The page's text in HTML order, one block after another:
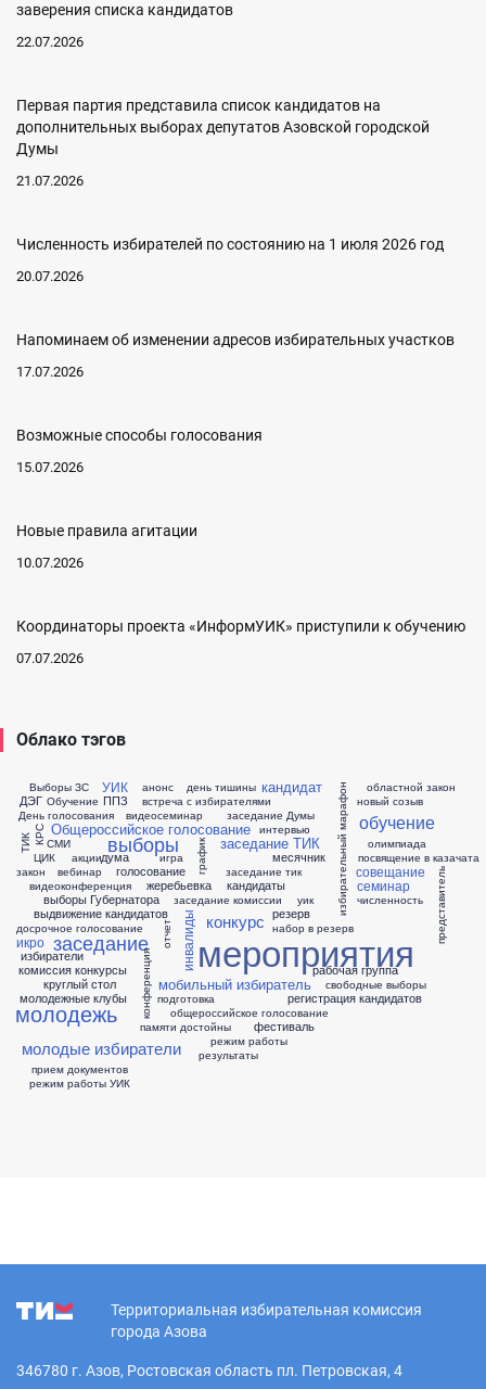
заверения списка кандидатов
22.07.2026
Первая партия представила список кандидатов на
дополнительных выборах депутатов Азовской городской
Думы
21.07.2026
Численность избирателей по состоянию на 1 июля 2026 год
20.07.2026
Напоминаем об изменении адресов избирательных участков
17.07.2026
Возможные способы голосования
15.07.2026
Новые правила агитации
10.07.2026
Координаторы проекта «ИнформУИК» приступили к обучению
07.07.2026
Облако тэгов
Выборы ЗС
ДЭГ
День голосования
КРС
Обучение
Общероссийское голосование
ППЗ
СМИ
ТИК
УИК
ЦИК акции
анонс
вебинар
видеоконференция
видеосеминар
встреча с избирателями
выборы
выборы Губернатора
выдвижение кандидатов
голосование график
день тишины
досрочное голосование
дума
жеребьевка
закон
заседание
заседание Думы
заседание ТИК
заседание комиссии
заседание тик
игра
избиратели
избирательный марафон
икро инвалиды
интервью
кандидат
кандидаты
комиссия
конкурс
конкурсы конференция
круглый стол
мероприятия
месячник
мобильный избиратель
молодежные клубы
молодежь
молодые избиратели
набор в резерв
новый созыв
областной закон
обучение
общероссийское голосование
олимпиада
отчет
памяти достойны
подготовка
посвящение в казачата
представитель
прием документов
рабочая группа
регистрация кандидатов
режим работы
режим работы УИК
резерв
результаты
свободные выборы
семинар
совещание
уик
фестиваль
численность
Территориальная избирательная комиссия
города Азова
346780 г. Азов, Ростовская область пл. Петровская, 4